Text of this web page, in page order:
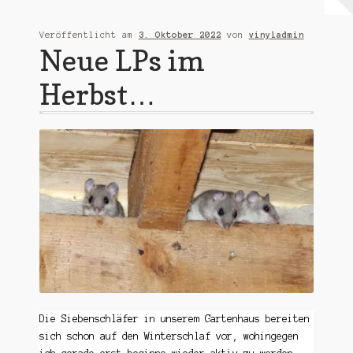
Warenkorb
Mein Konto
öffnen
Veröffentlicht am 3. Oktober 2022 von vinyladmin
Neue LPs im
Herbst…
Die Siebenschläfer in unserem Gartenhaus bereiten
sich schon auf den Winterschlaf vor, wohingegen